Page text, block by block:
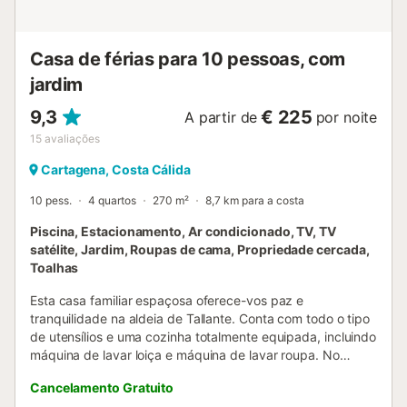
Casa de férias para 10 pessoas, com
jardim
9,3
15 avaliações
A partir de € 225 por noite
Cartagena, Costa Cálida
10 pess. 4 quartos 270 m² 8,7 km para a costa
Piscina, Estacionamento, Ar condicionado, TV, TV
satélite, Jardim, Roupas de cama, Propriedade cercada,
Toalhas
Esta casa familiar espaçosa oferece-vos paz e
tranquilidade na aldeia de Tallante. Conta com todo o tipo
de utensílios e uma cozinha totalmente equipada, incluindo
máquina de lavar loiça e máquina de lavar roupa. No
o céu estrelado, graças à churrasqueira disponível.
Cancelamento Gratuito